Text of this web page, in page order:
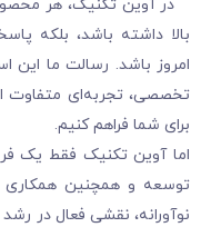
در آوین تکنیک، هر
بالا داشته باشد، بلکه
امروز باشد. رسالت ما
تخصصی، تجربه‌ای متفاوت
برای شما فراهم کنیم.
اما آوین تکنیک فقط یک
توسعه و همچنین همکاری
نوآورانه، نقشی فعال در